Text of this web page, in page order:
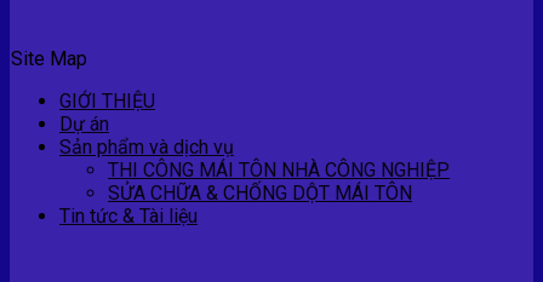
Site Map
GIỚI THIỆU
Dự án
Sản phẩm và dịch vụ
THI CÔNG MÁI TÔN NHÀ CÔNG NGHIỆP
SỬA CHỮA & CHỐNG DỘT MÁI TÔN
Tin tức & Tài liệu